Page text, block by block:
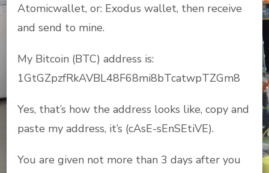
Atomicwallet, or: Exodus wallet, then receive
and send to mine.
My Bitcoin (BTC) address is:
1GtGZpzfRkAVBL48F68mi8bTcatwpTZGm8
Yes, that’s how the address looks like, copy and
paste my address, it’s (cAsE-sEnSEtiVE).
You are given not more than 3 days after you